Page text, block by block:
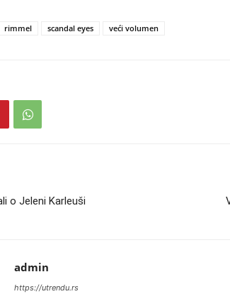
rimmel scandal eyes veći volumen
o Jeleni Karleuši
admin
https://utrendu.rs